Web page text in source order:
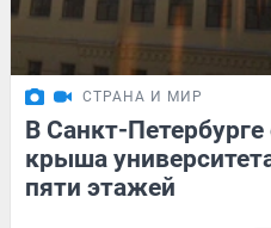
СТРАНА И МИР
В Санкт-
крыша
пяти этажей